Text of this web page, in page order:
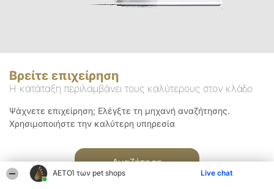
ΑΕΤΟΊ των pet shops Live chat
Βρείτε επιχείρηση
Η κατάταξη περιλαμβάνει τους καλύτερους στον κλάδο
Ψάχνετε επιχείρηση; Ελέγξτε τη μηχανή αναζήτησης.
Χρησιμοποιήστε την καλύτερη υπηρεσία
Αναζήτηση